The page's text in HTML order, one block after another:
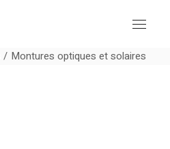
Montures optiques et solaires